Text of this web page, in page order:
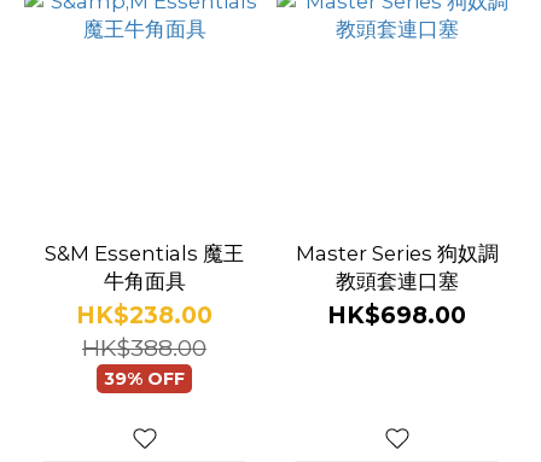
Fetish
Master
S&M Essentials 魔王
牛角面具
HK$238.00
HK$388.00
39% OFF
Master Series 狗奴調
教頭套連口塞
HK$698.00